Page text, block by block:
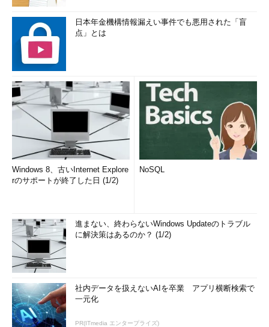
日本年金機構情報漏えい事件でも悪用された「盲
点」とは
Windows 8、古いInternet Explore
rのサポートが終了した日 (1/2)
NoSQL
進まない、終わらないWindows Updateのトラブル
に解決策はあるのか？ (1/2)
社内データを扱えないAIを卒業 アプリ横断検索で
一元化
PR(ITmedia エンタープライズ)